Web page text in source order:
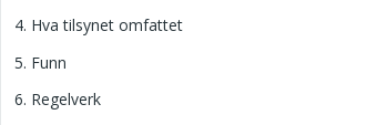
4. Hva tilsynet omfattet
5. Funn
6. Regelverk